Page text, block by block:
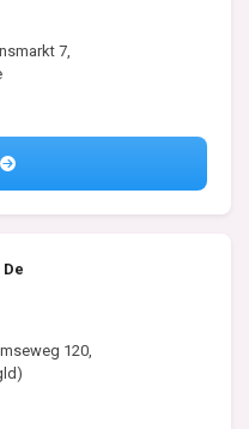
7,
120,